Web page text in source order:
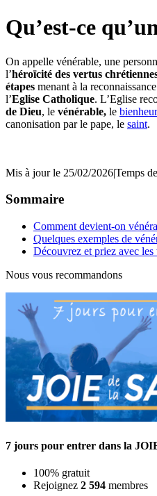
Qu’est-ce
On appelle vénérable, une
l’héroïcité des vertus
étapes menant à la
l’Eglise Catholique. L’Eglise
de Dieu, le vénérable, le
canonisation par le pape, le saint.
Mis à jour le 25/02/2026|Temps
Sommaire
Comment devient-on
Quelques exemples de
Découvrez et priez avec
Nous vous recommandons
7 jours pour entrer dans la
100% gratuit
Rejoignez 2 594 membres